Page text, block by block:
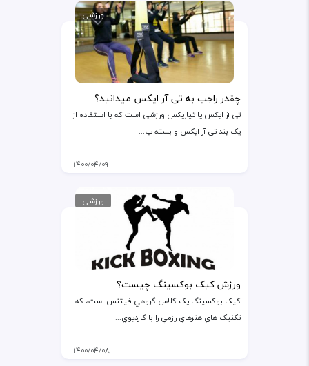
ورزشی
چقدر راجب به تی آر ایکس میدانید؟
تی آر ایکس یا تیاریکس ورزشی است که با استفاده از
یک بند تی آر ایکس و بسته ب...
۱۴۰۰/۰۴/۰۹
ورزشی
ورزش کیک بوکسینگ چیست؟
کيک بوکسينگ يک کلاس گروهي فيتنس است، که
تکنيک هاي هنرهاي رزمي را با کارديوي...
۱۴۰۰/۰۴/۰۸